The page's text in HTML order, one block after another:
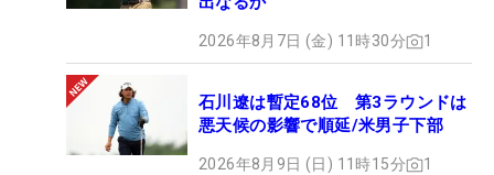
2026年8月7日 (金) 11時30分 1
石川遼は暫定68位 第3ラウンドは
悪天候の影響で順延/米男子下部
2026年8月9日 (日) 11時15分 1